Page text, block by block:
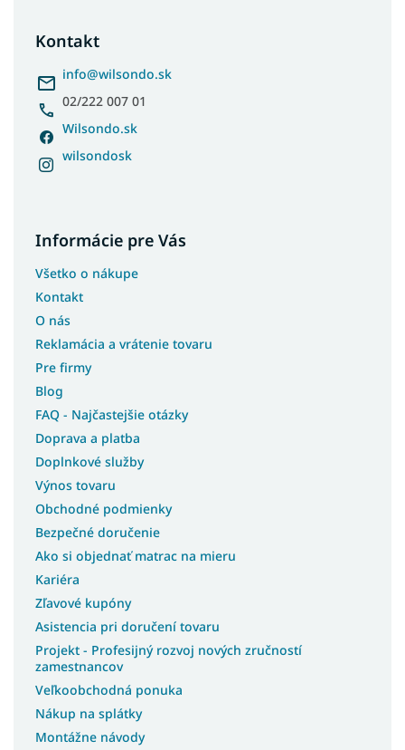
Kontakt
info@wilsondo.sk
02/222 007 01
Wilsondo.sk
wilsondosk
Informácie pre Vás
Všetko o nákupe
Kontakt
O nás
Reklamácia a vrátenie tovaru
Pre firmy
Blog
FAQ - Najčastejšie otázky
Doprava a platba
Doplnkové služby
Výnos tovaru
Obchodné podmienky
Bezpečné doručenie
Ako si objednať matrac na mieru
Kariéra
Zľavové kupóny
Asistencia pri doručení tovaru
Projekt - Profesijný rozvoj nových zručností
zamestnancov
Veľkoobchodná ponuka
Nákup na splátky
Montážne návody